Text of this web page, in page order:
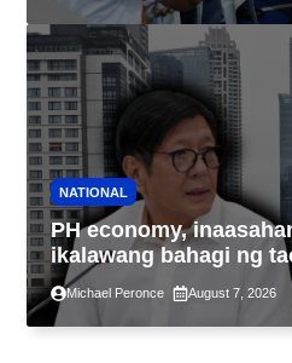
NATIONAL
PH economy,
ikalawang bahagi ng
2.3% GDP dulot ng
pagkaantala ng public
Michael Peronce August 7, 2026